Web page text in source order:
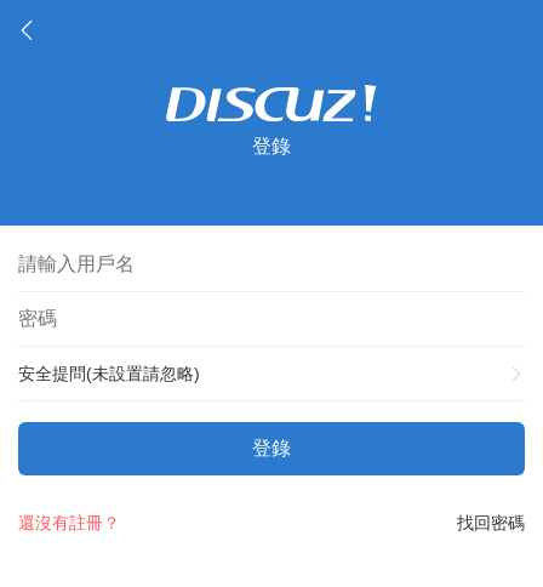
登錄
安全提問(未設置請忽略)
登錄
找回密碼
還沒有註冊？